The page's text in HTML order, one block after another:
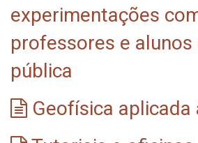
experimentações
professores e alunos
pública
Geofísica aplicada